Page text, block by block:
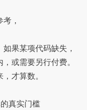
，
果某项代码缺失，
或需要另行付费。
才算数。
真实门槛